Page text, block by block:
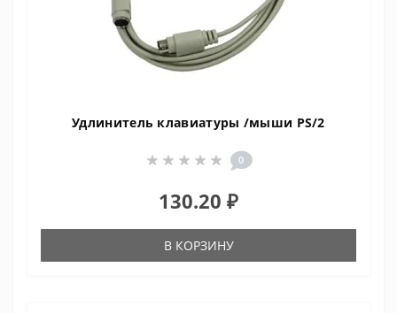
Удлинитель клавиатуры /мыши PS/2
0
130.20 ₽
В КОРЗИНУ